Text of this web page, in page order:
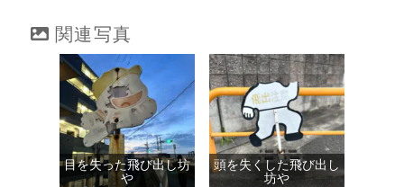
関連写真
目を失った飛び出し坊
や
頭を失くした飛び出し
坊や